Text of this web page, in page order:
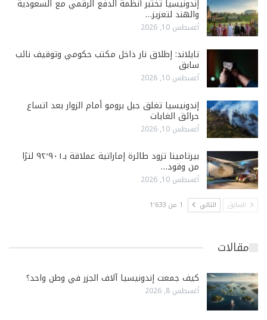
إندونيسيا تختبر أنظمة الدفع الرقمي مع السعودية
والهند لتعزيز…
أغسطس 10, 2026
تايلاند: إطلاق نار داخل مكتب حكومي وتوقيف نائب
سابق
أغسطس 10, 2026
إندونيسيا تغلق جبل برومو أمام الزوار بعد اتساع
حرائق الغابات
أغسطس 10, 2026
بيرتامينا تزود طائرة إماراتية عملاقة بـ٩٢٬٩٠١ لترًا
من وقود…
أغسطس 10, 2026
السابق التالي 1 من 1٬633
مقالات
كيف جمعت إندونيسيا آلاف الجزر في وطن واحد؟
أغسطس 8, 2026